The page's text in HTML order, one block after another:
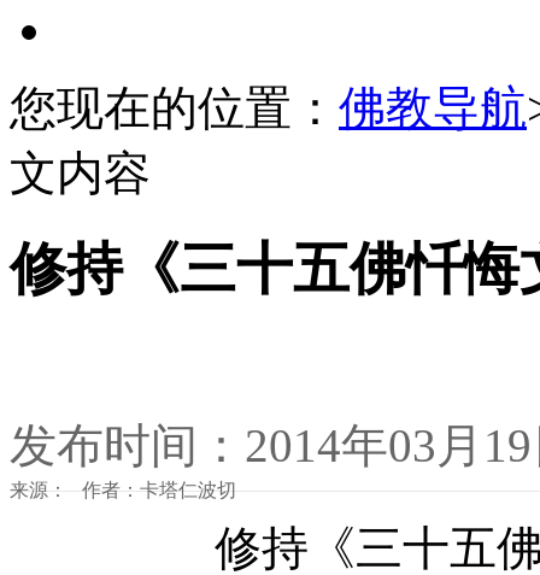
您现在的位置： 佛教导航
文内容
修持《三十五佛忏
发布时间：2014年03月
来源： 作者：卡塔仁波切
修持《三十五